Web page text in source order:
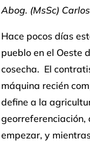
Abog. (MsSc)
Hace pocos días
pueblo en el Oeste
cosecha. El
máquina recién
define a la
empezar, y